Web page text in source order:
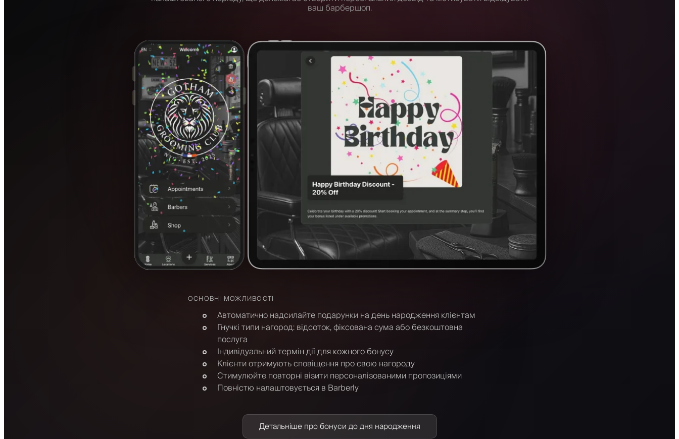
ваш барбершоп.
ОСНОВНІ МОЖЛИВОСТІ
Автоматично надсилайте подарунки на день народження клієнтам
Гнучкі типи нагород: відсоток, фіксована сума або безкоштовна
послуга
Індивідуальний термін дії для кожного бонусу
Клієнти отримують сповіщення про свою нагороду
Стимулюйте повторні візити персоналізованими пропозиціями
Повністю налаштовується в Barberly
Детальніше про бонуси до дня народження